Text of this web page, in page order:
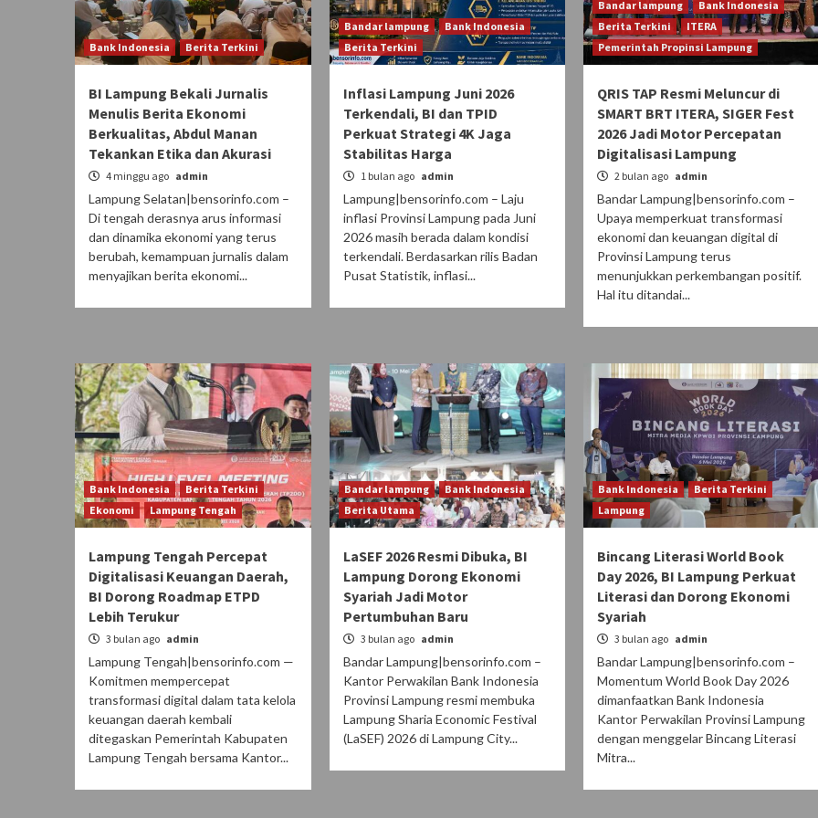
Bank Indonesia Berita Terkini
BI Lampung Bekali Jurnalis
Menulis Berita Ekonomi
Berkualitas, Abdul Manan
Tekankan Etika dan Akurasi
4 minggu ago admin
Lampung Selatan|bensorinfo.com –
Di tengah derasnya arus informasi
dan dinamika ekonomi yang terus
berubah, kemampuan jurnalis dalam
menyajikan berita ekonomi...
Bandar lampung
Bank Indonesia
Berita Terkini
Inflasi Lampung Juni 2026
Terkendali, BI dan TPID
Perkuat Strategi 4K Jaga
Stabilitas Harga
1 bulan ago admin
Lampung|bensorinfo.com – Laju
inflasi Provinsi Lampung pada Juni
2026 masih berada dalam kondisi
terkendali. Berdasarkan rilis Badan
Pusat Statistik, inflasi...
Bandar lampung
Bank Indonesia
Berita Terkini
ITERA
Pemerintah Propinsi Lampung
QRIS TAP Resmi Meluncur di
SMART BRT ITERA, SIGER Fest
2026 Jadi Motor Percepatan
Digitalisasi Lampung
2 bulan ago admin
Bandar Lampung|bensorinfo.com –
Upaya memperkuat transformasi
ekonomi dan keuangan digital di
Provinsi Lampung terus
menunjukkan perkembangan positif.
Hal itu ditandai...
Bank Indonesia
Berita Terkini
Ekonomi
Lampung Tengah
Lampung Tengah Percepat
Digitalisasi Keuangan Daerah,
BI Dorong Roadmap ETPD
Lebih Terukur
3 bulan ago admin
Lampung Tengah|bensorinfo.com —
Komitmen mempercepat
transformasi digital dalam tata kelola
keuangan daerah kembali
ditegaskan Pemerintah Kabupaten
Lampung Tengah bersama Kantor...
Bandar lampung
Bank Indonesia
Berita Utama
LaSEF 2026 Resmi Dibuka, BI
Lampung Dorong Ekonomi
Syariah Jadi Motor
Pertumbuhan Baru
3 bulan ago admin
Bandar Lampung|bensorinfo.com –
Kantor Perwakilan Bank Indonesia
Provinsi Lampung resmi membuka
Lampung Sharia Economic Festival
(LaSEF) 2026 di Lampung City...
Bank Indonesia
Berita Terkini
Lampung
Bincang Literasi World Book
Day 2026, BI Lampung Perkuat
Literasi dan Dorong Ekonomi
Syariah
3 bulan ago admin
Bandar Lampung|bensorinfo.com –
Momentum World Book Day 2026
dimanfaatkan Bank Indonesia
Kantor Perwakilan Provinsi Lampung
dengan menggelar Bincang Literasi
Mitra...